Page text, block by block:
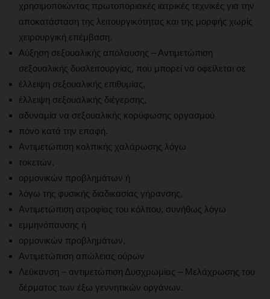
χρησιμοποιώντας πρωτοποριακές ιατρικές τεχνικές για την
αποκατάσταση της λειτουργικότητας και της μορφής χωρίς
χειρουργική επέμβαση.
Αύξηση σεξουαλικής απόλαυσης – Αντιμετώπιση
σεξουαλικής δυσλειτουργίας, που μπορεί να οφείλεται σε
έλλειψη σεξουαλικής επιθυμίας,
έλλειψη σεξουαλικής διέγερσης,
αδυναμία να σεξουαλικής κορύφωσης οργασμού
πόνο κατά την επαφή.
Αντιμετώπιση κολπικής χαλάρωσης λόγω
τοκετών,
ορμονικών προβλημάτων ή
λόγω της φυσικής διαδικασίας γήρανσης,
Αντιμετώπιση ατροφίας του κόλπου, συνήθως λόγω
εμμηνόπαυσης ή
ορμονικών προβλημάτων,
Αντιμετώπιση απώλειας ούρων
Λεύκανση – αντιμετώπιση Δυσχρωμίας – Μελάχρωσης του
δέρματος των έξω γεννητικών οργάνων.